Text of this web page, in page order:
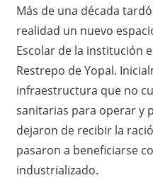
Más de una década
realidad un nuevo
Escolar de la institución
Restrepo de Yopal.
infraestructura que no
sanitarias para operar y
dejaron de recibir la
pasaron a beneficiarse
industrializado.